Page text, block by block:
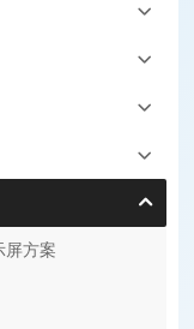
屏方案